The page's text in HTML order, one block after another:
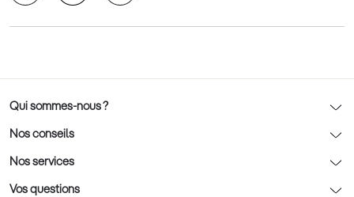
Qui sommes-nous ?
Notre charte déontologique
AFNOR Certification
Rendez-vous prévision
Nos conseils
Nos conseils lunettes
Nos conseils lentilles
Nos services
Optic 2000 à domicile
Vos questions